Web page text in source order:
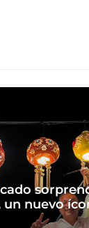
un nuevo